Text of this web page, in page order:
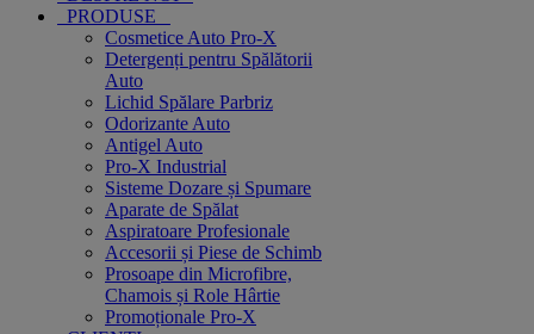
PRODUSE
Cosmetice Auto Pro-X
Detergenți pentru Spălătorii
Auto
Lichid Spălare Parbriz
Odorizante Auto
Antigel Auto
Pro-X Industrial
Sisteme Dozare și Spumare
Aparate de Spălat
Aspiratoare Profesionale
Accesorii și Piese de Schimb
Prosoape din Microfibre,
Chamois și Role Hârtie
Promoționale Pro-X